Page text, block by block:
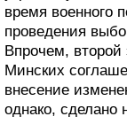
время военного
проведения
Впрочем, второй
Минских
внесение
однако, сделано